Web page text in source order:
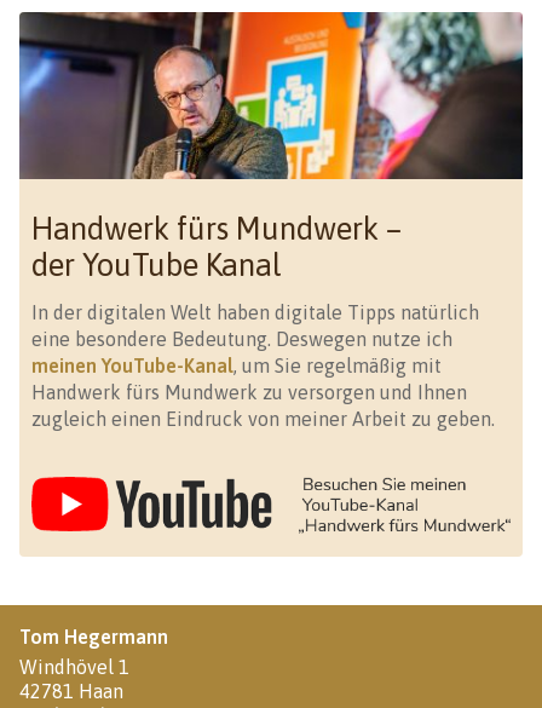
Handwerk fürs Mundwerk –
der YouTube Kanal
In der digitalen Welt haben digitale Tipps natürlich
eine besondere Bedeutung. Deswegen nutze ich
meinen YouTube-Kanal, um Sie regelmäßig mit
Handwerk fürs Mundwerk zu versorgen und Ihnen
zugleich einen Eindruck von meiner Arbeit zu geben.
Tom Hegermann
Windhövel 1
42781 Haan